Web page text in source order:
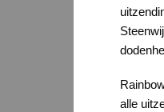
alle